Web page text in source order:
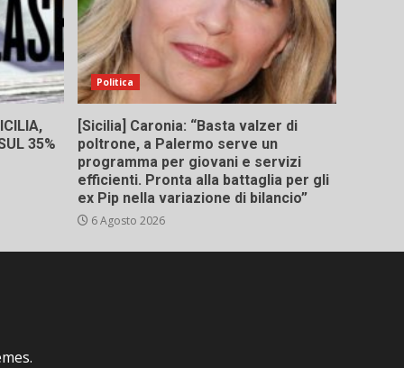
35%
Politica
[Sicilia] Caronia: “Basta valzer di
poltrone, a Palermo serve un
programma per giovani e servizi
efficienti. Pronta alla battaglia per gli
ex Pip nella variazione di bilancio”
6 Agosto 2026